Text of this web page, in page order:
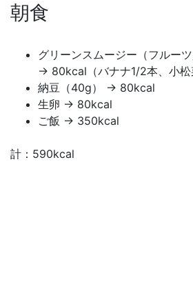
朝食
グリーンスムージー（フルーツ
→ 80kcal（バナナ1/2本、小松
納豆（40g） → 80kcal
生卵 → 80kcal
ご飯 → 350kcal
計：590kcal